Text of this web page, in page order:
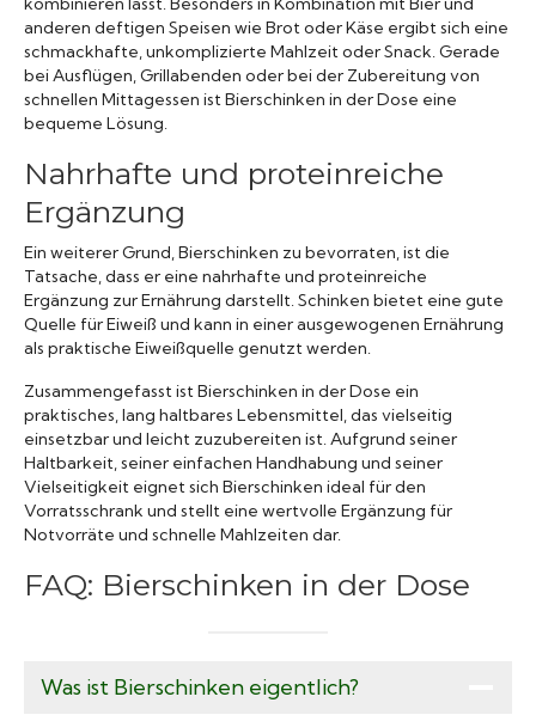
anderen deftigen Speisen wie Brot oder Käse ergibt sich eine
schmackhafte, unkomplizierte Mahlzeit oder Snack. Gerade
bei Ausflügen, Grillabenden oder bei der Zubereitung von
schnellen Mittagessen ist Bierschinken in der Dose eine
bequeme Lösung.
Nahrhafte und proteinreiche
Ergänzung
Ein weiterer Grund, Bierschinken zu bevorraten, ist die
Tatsache, dass er eine nahrhafte und proteinreiche
Ergänzung zur Ernährung darstellt. Schinken bietet eine gute
Quelle für Eiweiß und kann in einer ausgewogenen Ernährung
als praktische Eiweißquelle genutzt werden.
Zusammengefasst ist Bierschinken in der Dose ein
praktisches, lang haltbares Lebensmittel, das vielseitig
einsetzbar und leicht zuzubereiten ist. Aufgrund seiner
Haltbarkeit, seiner einfachen Handhabung und seiner
Vielseitigkeit eignet sich Bierschinken ideal für den
Vorratsschrank und stellt eine wertvolle Ergänzung für
Notvorräte und schnelle Mahlzeiten dar.
FAQ: Bierschinken in der Dose
Was ist Bierschinken eigentlich?